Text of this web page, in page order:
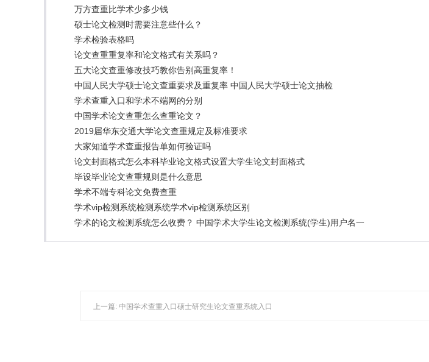
万方查重比学术少多少钱
硕士论文检测时需要注意些什么？
学术检验表格吗
论文查重重复率和论文格式有关系吗？
五大论文查重修改技巧教你告别高重复率！
中国人民大学硕士论文查重要求及重复率 中国人民大学硕士论文抽检
学术查重入口和学术不端网的分别
中国学术论文查重怎么查重论文？
2019届华东交通大学论文查重规定及标准要求
大家知道学术查重报告单如何验证吗
论文封面格式怎么本科毕业论文格式设置大学生论文封面格式
毕设毕业论文查重规则是什么意思
学术不端专科论文免费查重
学术vip检测系统检测系统学术vip检测系统区别
学术的论文检测系统怎么收费？ 中国学术大学生论文检测系统(学生)用户名一
上一篇: 中国学术查重入口硕士研究生论文查重系统入口